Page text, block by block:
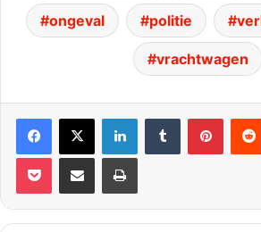
ongeval politie
vrachtwagen
Facebook
X LinkedInTumblr Pinterest
Pocket Deel via E-mail Print